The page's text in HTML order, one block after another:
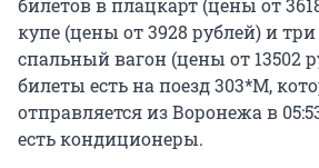
купе (цены от 3928 рублей) и
спальный вагон (цены от 13502
билеты есть на поезд 303*М,
отправляется из Воронежа в
есть кондиционеры.